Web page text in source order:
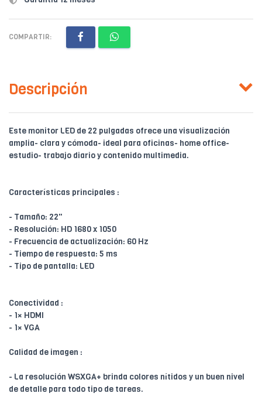
COMPARTIR:
Descripción
Este monitor LED de 22 pulgadas ofrece una visualización
amplia- clara y cómoda- ideal para oficinas- home office-
estudio- trabajo diario y contenido multimedia.
Características principales :
- Tamaño: 22"
- Resolución: HD 1680 x 1050
- Frecuencia de actualización: 60 Hz
- Tiempo de respuesta: 5 ms
- Tipo de pantalla: LED
Conectividad :
- 1× HDMI
- 1× VGA
Calidad de imagen :
- La resolución WSXGA+ brinda colores nítidos y un buen nivel
de detalle para todo tipo de tareas.